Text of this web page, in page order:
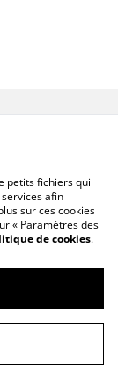
petits fichiers qui
afin
sur ces cookies
« Paramètres des
de cookies.